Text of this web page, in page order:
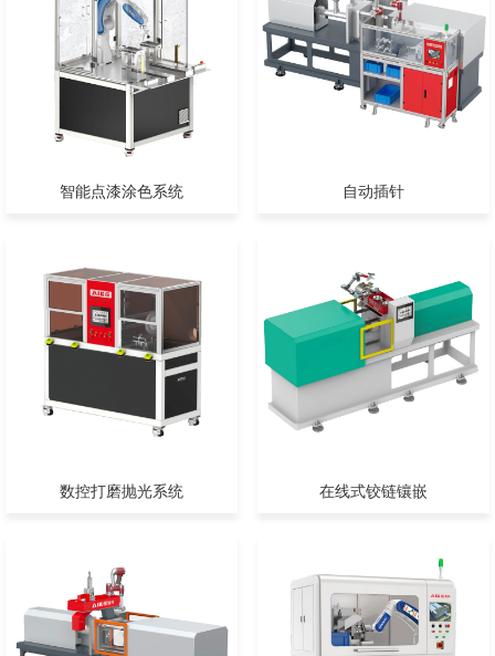
智能点漆涂色系统 自动插针
数控打磨抛光系统 在线式铰链镶嵌